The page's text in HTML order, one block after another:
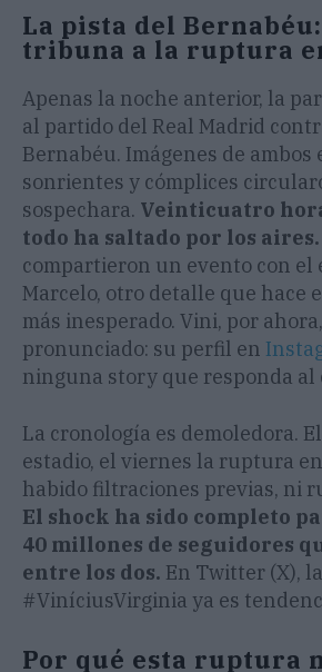
La pista del
tribuna a la ruptura
Apenas la noche anterior, la
al partido del Real Madrid
Bernabéu. Imágenes de ambos
sonrientes y cómplices
sospechara. Veinticuatro
todo ha saltado por los aires.
compartieron un evento con el
Marcelo, otro detalle que hace
más inesperado. Vini, por
pronunciado: su perfil en
ninguna story que responda al
La cronología es demoledora.
estadio, el viernes la ruptura
habido filtraciones previas, ni
El shock ha sido completo
40 millones de seguidores
entre los dos. En Twitter (X),
#ViníciusVirginia ya es
Por qué esta ruptura